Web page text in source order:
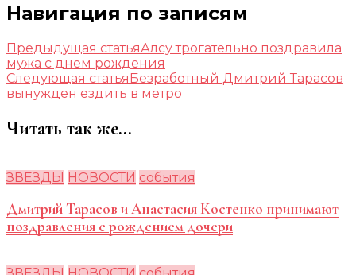
Навигация по записям
Предыдущая статьяАлсу трогательно поздравила
мужа с днем рождения
Следующая статьяБезработный Дмитрий Тарасов
вынужден ездить в метро
Читать так же...
ЗВЕЗДЫ НОВОСТИ события
Дмитрий Тарасов и Анастасия Костенко принимают
поздравления с рождением дочери